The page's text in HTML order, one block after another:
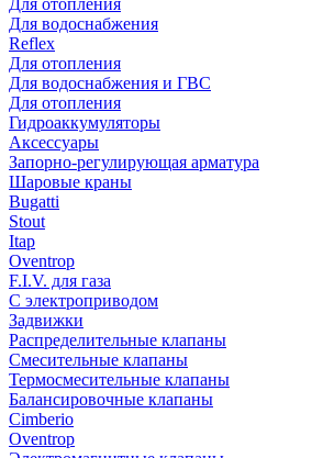
Для отопления
Для водоснабжения
Reflex
Для отопления
Для водоснабжения и ГВС
Для отопления
Гидроаккумуляторы
Аксессуары
Запорно-регулирующая арматура
Шаровые краны
Bugatti
Stout
Itap
Oventrop
F.I.V. для газа
С электроприводом
Задвижки
Распределительные клапаны
Cмесительные клапаны
Термосмесительные клапаны
Балансировочные клапаны
Cimberio
Oventrop